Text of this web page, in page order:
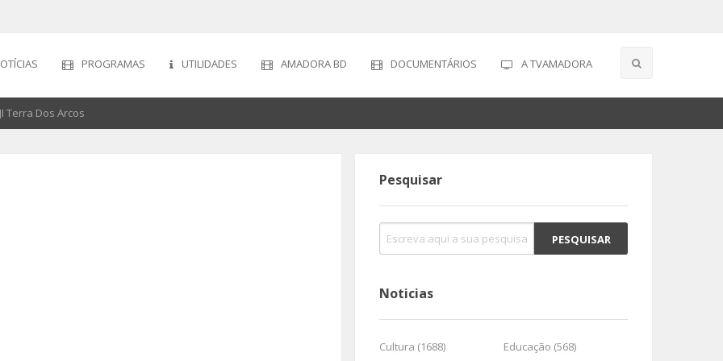
PROGRAMAS UTILIDADES AMADORA BD DOCUMENTÁRIOS A TVAMADORA
Terra Dos Arcos
Pesquisar
Noticias
Cultura (1688)
Educação (568)